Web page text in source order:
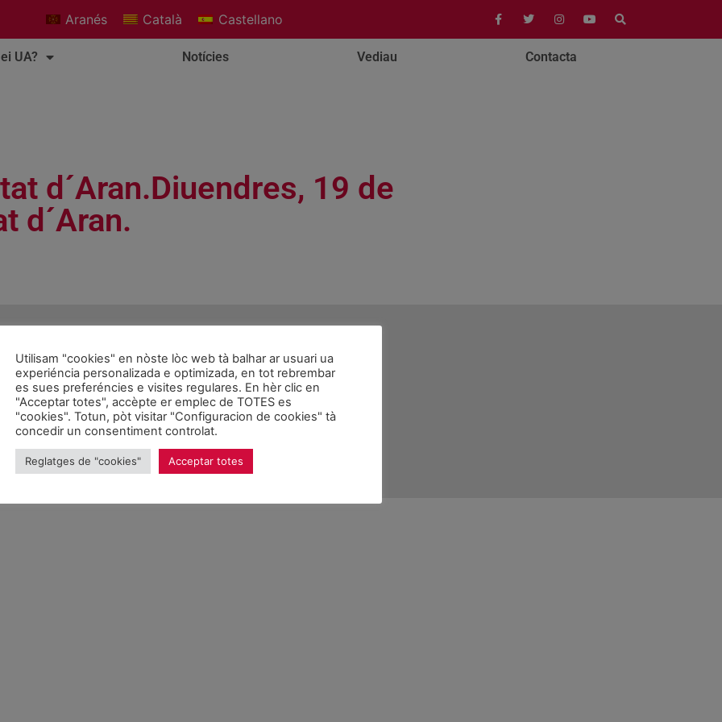
Aranés Català Castellano
UA? Notícies Vediau Contacta
d´Aran.Diuendres, 19 de
d´Aran.
Unitat d'Aran. Toti es drets reservadi.
Proteccion de donades
Utilisam "cookies" en nòste lòc web tà balhar ar usuari ua
experiéncia personalizada e optimizada, en tot rebrembar
es sues preferéncies e visites regulares. En hèr clic en
"Acceptar totes", accèpte er emplec de TOTES es
"cookies". Totun, pòt visitar "Configuracion de cookies" tà
concedir un consentiment controlat.
Reglatges de "cookies" Acceptar totes